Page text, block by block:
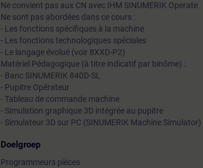
Ne convient pas aux CN avec IHM SINUMERIK Operate
Ne sont pas abordées dans ce cours :
- Les fonctions spécifiques à la machine
- Les fonctions technologiques spéciales
- Le langage évolué (voir 8XXD-P2)
Matériel Pédagogique (à titre indicatif par binôme) :
- Banc SINUMERIK 840D-SL
- Pupitre Opérateur
- Tableau de commande machine
- Simulation graphique 3D intégrée au pupitre
- Simulateur 3D sur PC (SINUMERIK Machine Simulator)
Doelgroep
Programmeurs pièces